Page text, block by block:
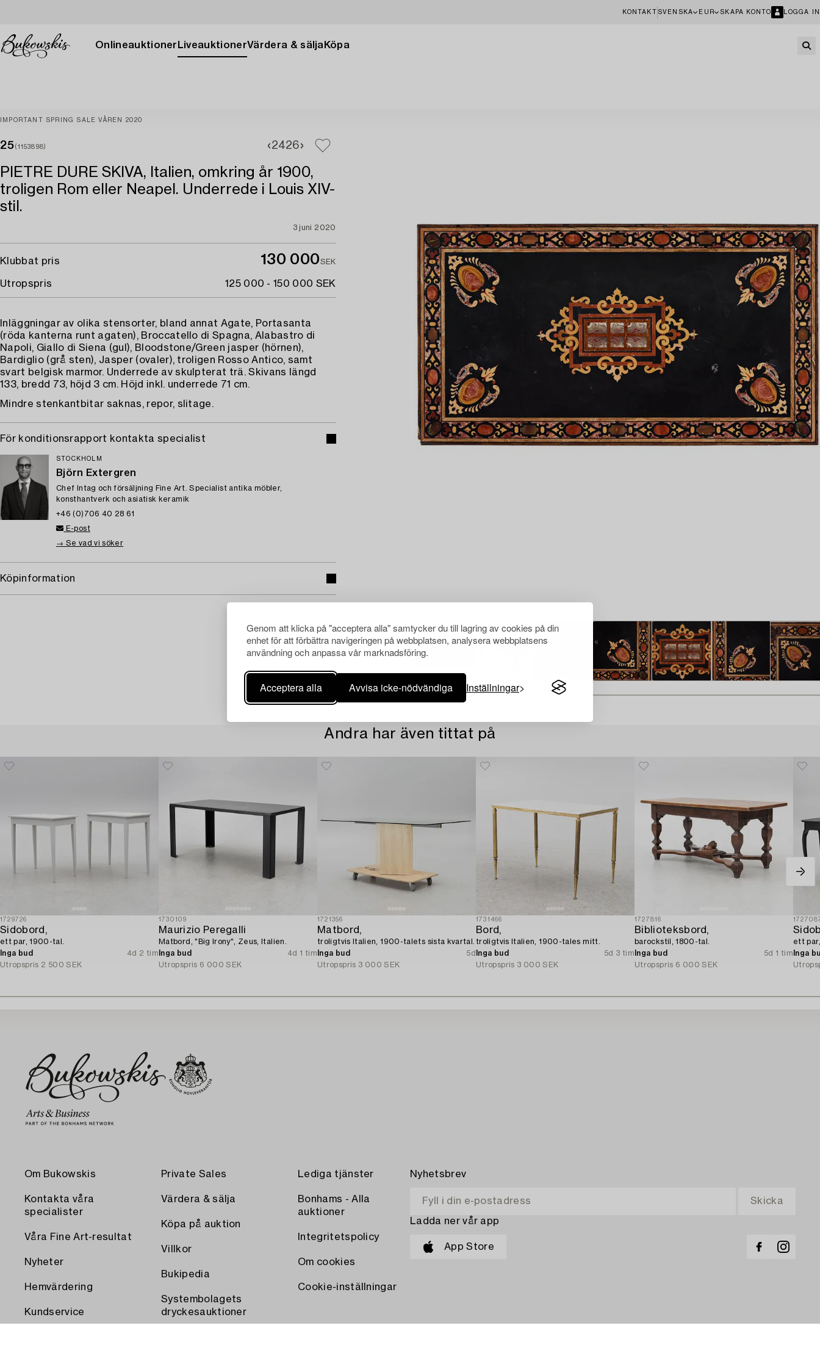
Genom att klicka på "acceptera alla" samtycker du till lagring av cookies på din
enhet för att förbättra navigeringen på webbplatsen, analysera webbplatsens
användning och anpassa vår marknadsföring.
Acceptera alla Avvisa icke-nödvändiga Inställningar
KONTAKT SVENSKA EUR SKAPA KONTO LOGGA IN
Onlineauktioner LiveauktionerVärdera & sälja Köpa
IMPORTANT SPRING SALE VÅREN 2020
25 (1153898) 2426
PIETRE DURE SKIVA, Italien, omkring år 1900,
troligen Rom eller Neapel. Underrede i Louis XIV-
stil.
3 juni 2020
Klubbat pris 130 000SEK
Utropspris 125 000 - 150 000 SEK
Inläggningar av olika stensorter, bland annat Agate, Portasanta
(röda kanterna runt agaten), Broccatello di Spagna, Alabastro di
Napoli, Giallo di Siena (gul), Bloodstone/Green jasper (hörnen),
Bardiglio (grå sten), Jasper (ovaler), troligen Rosso Antico, samt
svart belgisk marmor. Underrede av skulpterat trä. Skivans längd
133, bredd 73, höjd 3 cm. Höjd inkl. underrede 71 cm.
Mindre stenkantbitar saknas, repor, slitage.
För konditionsrapport kontakta specialist
STOCKHOLM
Björn Extergren
Chef Intag och försäljning Fine Art. Specialist antika möbler,
konsthantverk och asiatisk keramik
+46 (0)706 40 28 61
E-post
→ Se vad vi söker
Köpinformation
Andra har även tittat på
1729726
Sidobord,
ett par, 1900-tal.
Inga bud
4d 2 tim
Utropspris 2 500 SEK
1730109
Maurizio Peregalli
Matbord, "Big Irony", Zeus, Italien.
Inga bud
4d 1 tim
Utropspris 6 000 SEK
1721356
Matbord,
troligtvis Italien, 1900-talets sista kvartal.
Inga bud
5d
Utropspris 3 000 SEK
1731466
Bord,
troligtvis Italien, 1900-tales mitt.
Inga bud
5d 3 tim
Utropspris 3 000 SEK
1727816
Biblioteksbord,
barockstil, 1800-tal.
Inga bud
5d 1 tim
Utropspris 6 000 SEK
ett
Inga
Om Bukowskis
Kontakta våra
specialister
Våra Fine Art-resultat
Nyheter
Hemvärdering
Kundservice
Private Sales
Värdera & sälja
Köpa på auktion
Villkor
Bukipedia
Systembolagets
dryckesauktioner
Lediga tjänster
Bonhams - Alla
auktioner
Integritetspolicy
Om cookies
Cookie-inställningar
Nyhetsbrev
Ladda ner vår app
App Store